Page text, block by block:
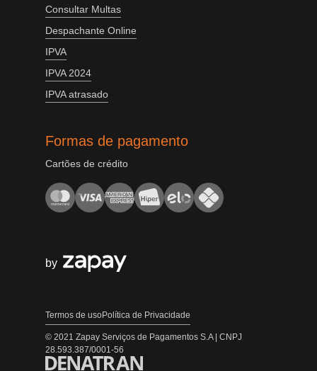
Consultar Multas
Despachante Online
IPVA
IPVA 2024
IPVA atrasado
Formas de pagamento
Cartões de crédito
by
Termos de usoPolítica de Privacidade
© 2021 Zapay Serviços de Pagamentos S.A | CNPJ
28.593.387/0001-56